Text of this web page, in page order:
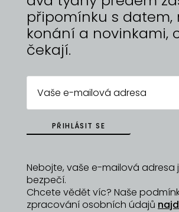
myšlenku vytvořit to, co jsem
sháněla. Do Dubaje létám stále –
látky, ze kterých pak v Ostravě
a neuvěřitelně pohodlné šaty a
které se nemačkají. Jeden kousek
nadčasový letní kousek, takový, ve
budete cítit jako bohyně. Veronika
https://www.kaftanlicious.cz
ZPĚT NA
DYZAJNÉRY
připomínku s datem,
konání a novinkami,
čekají.
PŘIHLÁSIT SE
Nebojte, vaše e-mailová adresa
bezpečí.
Chcete vědět víc? Naše
zpracování osobních údajů